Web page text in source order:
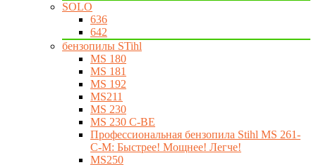
SOLO
636
642
бензопилы STihl
MS 180
MS 181
MS 192
MS211
MS 230
MS 230 C-BE
Профессиональная бензопила Stihl MS 261-
C-M: Быстрее! Мощнее! Легче!
MS250